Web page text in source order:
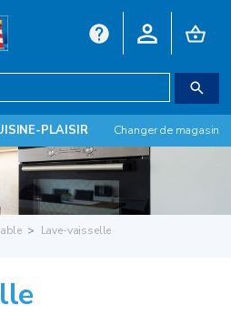
PLAISIR Changer de magasin
Lave-vaisselle